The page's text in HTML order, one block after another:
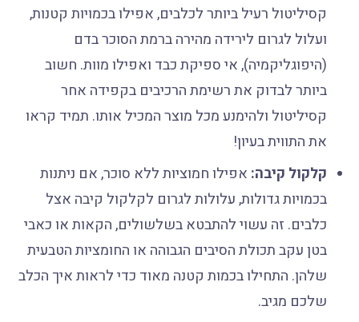
קסיליטול רעיל ביותר לכלבים, אפילו בכמויות קטנות,
ועלול לגרום לירידה מהירה ברמת הסוכר בדם
(היפוגליקמיה), אי ספיקת כבד ואפילו מוות. חשוב
ביותר לבדוק את רשימת הרכיבים בקפידה אחר
קסיליטול ולהימנע מכל מוצר המכיל אותו. תמיד קראו
את התווית בעיון!
קלקול קיבה:אפילו חמוציות ללא סוכר, אם ניתנות
בכמויות גדולות, עלולות לגרום לקלקול קיבה אצל
כלבים. זה עשוי להתבטא בשלשולים, הקאות או כאבי
בטן עקב תכולת הסיבים הגבוהה או החומציות הטבעית
שלהן. התחילו בכמות קטנה מאוד כדי לראות איך הכלב
שלכם מגיב.